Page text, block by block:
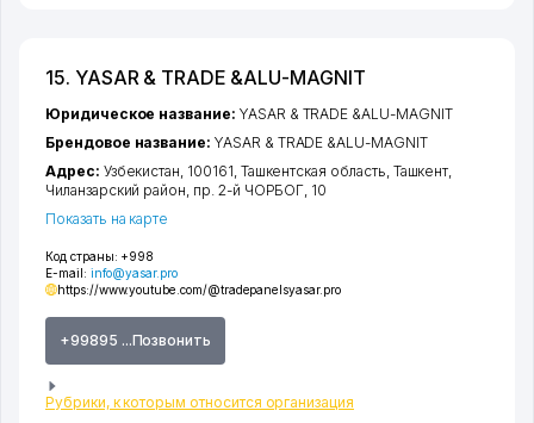
15. YASAR & TRADE &ALU-MAGNIT
Код страны: +998
E-mail: info@yasar.pro
https://www.youtube.com/@tradepanelsyasar.pro
+99895 ...Позвонить
Рубрики, к которым относится организация
Юридическое название: YASAR & TRADE &ALU-MAGNIT
Брендовое название: YASAR & TRADE &ALU-MAGNIT
Адрес: Узбекистан, 100161, Ташкентская область, Ташкент,
Чиланзарский район, пр. 2-й ЧОРБОГ, 10
Показать на карте